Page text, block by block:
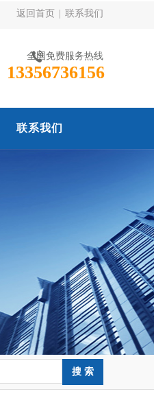
返回首页 联系我们
全国免费服务热线
13356736156
联系我们